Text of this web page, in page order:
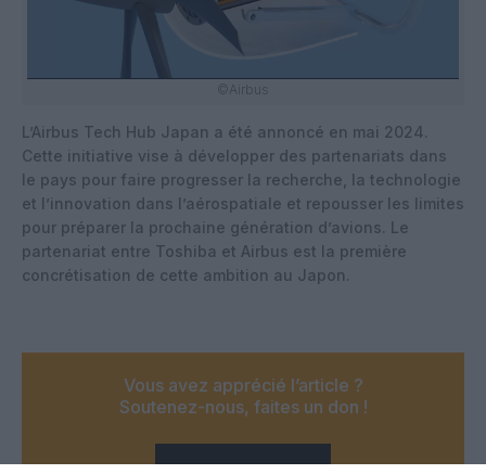
©Airbus
L’Airbus Tech Hub Japan a été annoncé en mai 2024.
Cette initiative vise à développer des partenariats dans
le pays pour faire progresser la recherche, la technologie
et l’innovation dans l’aérospatiale et repousser les limites
pour préparer la prochaine génération d’avions. Le
partenariat entre Toshiba et Airbus est la première
concrétisation de cette ambition au Japon.
Vous avez apprécié l’article ?
Soutenez-nous, faites un don !